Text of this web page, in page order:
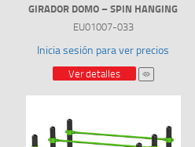
GIRADOR DOMO – SPIN HANGING
EU01007-033
Inicia sesión para ver precios
Ver detalles